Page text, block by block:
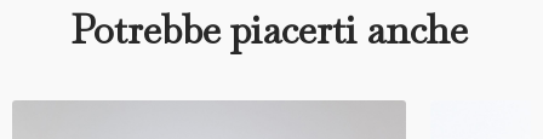
Potrebbe piacerti anche